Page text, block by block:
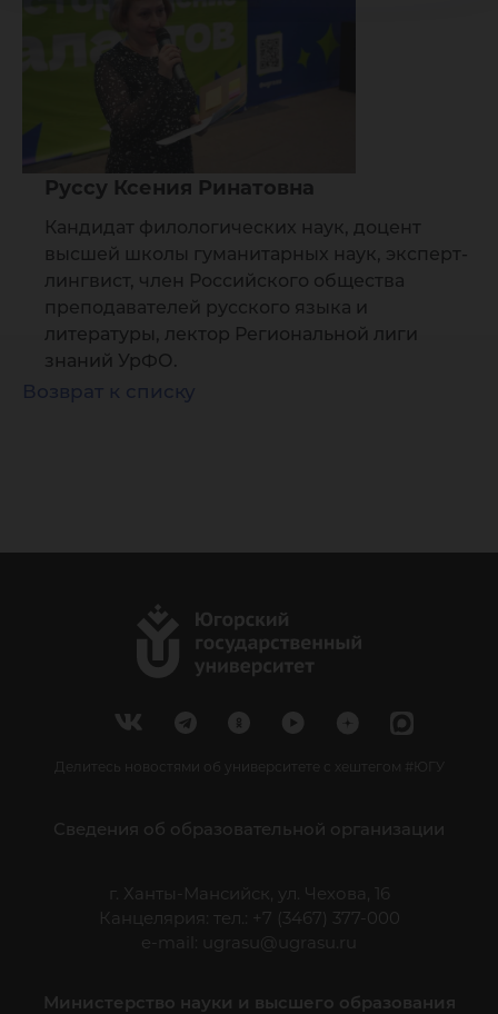
Руссу Ксения Ринатовна
Кандидат филологических наук, доцент
высшей школы гуманитарных наук, эксперт-
лингвист, член Российского общества
преподавателей русского языка и
литературы, лектор Региональной лиги
знаний УрФО.
Возврат к списку
Делитесь новостями об университете с хештегом #ЮГУ
Сведения об образовательной организации
г. Ханты-Мансийск, ул. Чехова, 16
Канцелярия: тел.: +7 (3467) 377-000
e-mail:
ugrasu@ugrasu.ru
Министерство науки и высшего образования